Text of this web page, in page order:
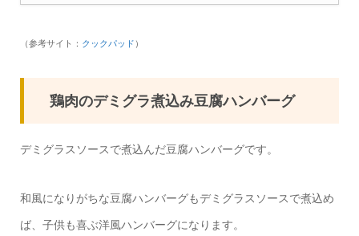
（参考サイト： クックパッド ）
鶏肉のデミグラ煮込み豆腐ハンバーグ
デミグラスソースで煮込んだ豆腐ハンバーグです。
和風になりがちな豆腐ハンバーグもデミグラスソースで煮込め
ば、子供も喜ぶ洋風ハンバーグになります。